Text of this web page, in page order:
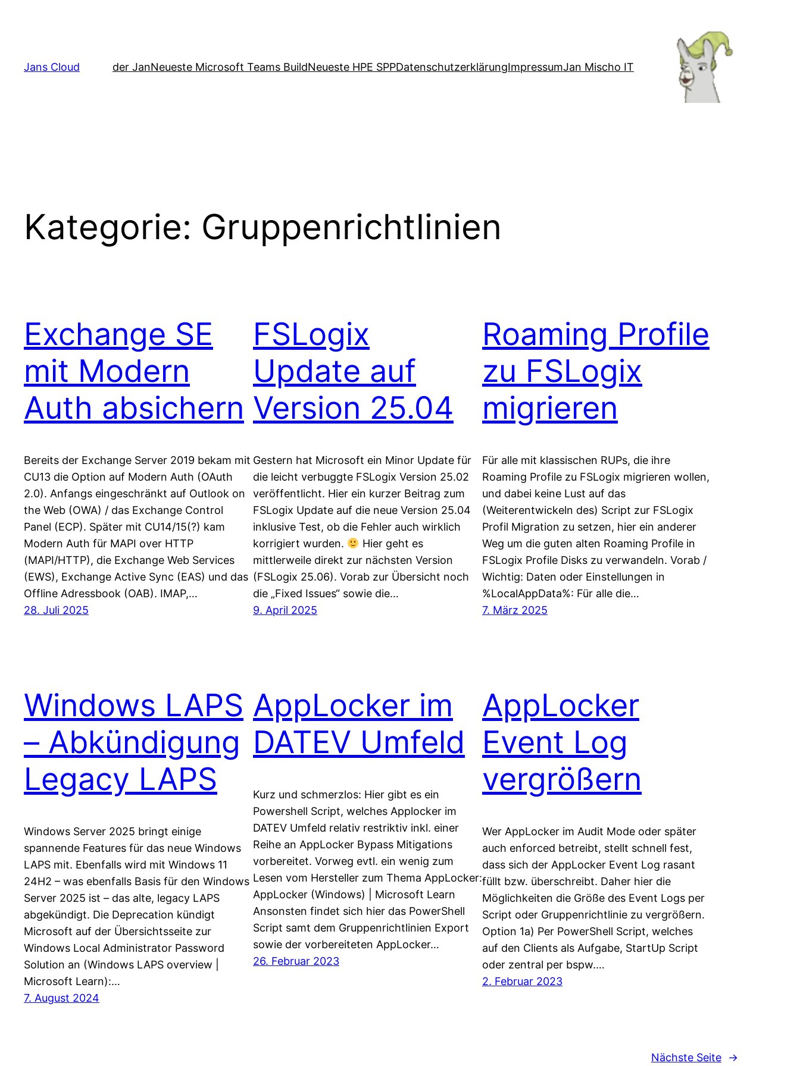
Jans Cloud
der JanNeueste Microsoft Teams BuildNeueste HPE SPPDatenschutzerklärungImpressumJan Mischo IT
Kategorie: Gruppenrichtlinien
Exchange SE
mit Modern
Auth absichern
Bereits der Exchange Server 2019 bekam mit
CU13 die Option auf Modern Auth (OAuth
2.0). Anfangs eingeschränkt auf Outlook on
the Web (OWA) / das Exchange Control
Panel (ECP). Später mit CU14/15(?) kam
Modern Auth für MAPI over HTTP
(MAPI/HTTP), die Exchange Web Services
(EWS), Exchange Active Sync (EAS) und das
Offline Adressbook (OAB). IMAP,…
28. Juli 2025
FSLogix
Update auf
Version 25.04
Gestern hat Microsoft ein Minor Update für
die leicht verbuggte FSLogix Version 25.02
veröffentlicht. Hier ein kurzer Beitrag zum
FSLogix Update auf die neue Version 25.04
inklusive Test, ob die Fehler auch wirklich
korrigiert wurden.
Hier geht es
mittlerweile direkt zur nächsten Version
(FSLogix 25.06). Vorab zur Übersicht noch
die „Fixed Issues“ sowie die…
9. April 2025
Roaming Profile
zu FSLogix
migrieren
Für alle mit klassischen RUPs, die ihre
Roaming Profile zu FSLogix migrieren wollen,
und dabei keine Lust auf das
(Weiterentwickeln des) Script zur FSLogix
Profil Migration zu setzen, hier ein anderer
Weg um die guten alten Roaming Profile in
FSLogix Profile Disks zu verwandeln. Vorab /
Wichtig: Daten oder Einstellungen in
%LocalAppData%: Für alle die…
7. März 2025
Windows LAPS
– Abkündigung
Legacy LAPS
Windows Server 2025 bringt einige
spannende Features für das neue Windows
LAPS mit. Ebenfalls wird mit Windows 11
24H2 – was ebenfalls Basis für den Windows
Server 2025 ist – das alte, legacy LAPS
abgekündigt. Die Deprecation kündigt
Microsoft auf der Übersichtsseite zur
Windows Local Administrator Password
Solution an (Windows LAPS overview |
Microsoft Learn):…
7. August 2024
AppLocker im
DATEV Umfeld
Kurz und schmerzlos: Hier gibt es ein
Powershell Script, welches Applocker im
DATEV Umfeld relativ restriktiv inkl. einer
Reihe an AppLocker Bypass Mitigations
vorbereitet. Vorweg evtl. ein wenig zum
Lesen vom Hersteller zum Thema AppLocker:
AppLocker (Windows) | Microsoft Learn
Ansonsten findet sich hier das PowerShell
Script samt dem Gruppenrichtlinien Export
sowie der vorbereiteten AppLocker…
26. Februar 2023
AppLocker
Event Log
vergrößern
Wer AppLocker im Audit Mode oder später
auch enforced betreibt, stellt schnell fest,
dass sich der AppLocker Event Log rasant
füllt bzw. überschreibt. Daher hier die
Möglichkeiten die Größe des Event Logs per
Script oder Gruppenrichtlinie zu vergrößern.
Option 1a) Per PowerShell Script, welches
auf den Clients als Aufgabe, StartUp Script
oder zentral per bspw.…
2. Februar 2023
Nächste Seite →